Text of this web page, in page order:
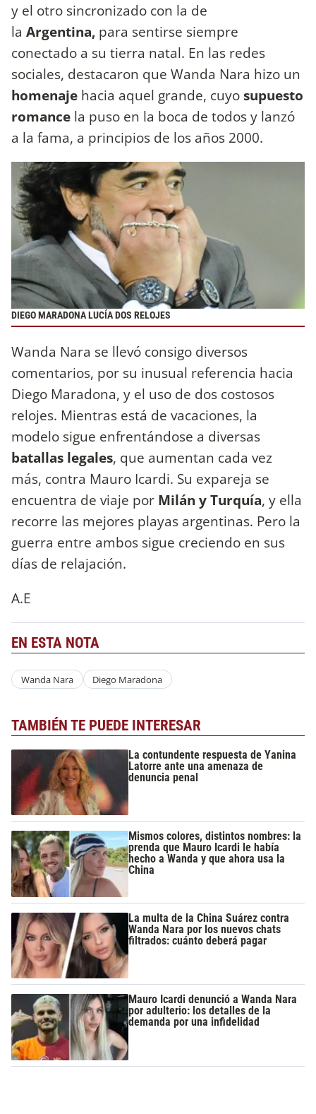
y el otro sincronizado con la de
la Argentina, para sentirse siempre
conectado a su tierra natal. En las redes
sociales, destacaron que Wanda Nara hizo un
homenaje hacia aquel grande, cuyosupuesto
romance la puso en la boca de todos y lanzó
a la fama, a principios de los años 2000.
DIEGO MARADONA LUCÍA DOS RELOJES
Wanda Nara se llevó consigo diversos
comentarios, por su inusual referencia hacia
Diego Maradona, y el uso de dos costosos
relojes. Mientras está de vacaciones, la
modelo sigue enfrentándose a diversas
batallas legales, que aumentan cada vez
más, contra Mauro Icardi. Su expareja se
encuentra de viaje por Milán y Turquía, y ella
recorre las mejores playas argentinas. Pero la
guerra entre ambos sigue creciendo en sus
días de relajación.
A.E
EN ESTA NOTA
Wanda Nara Diego Maradona
TAMBIÉN TE PUEDE INTERESAR
La contundente respuesta de Yanina
Latorre ante una amenaza de
denuncia penal
Mismos colores, distintos nombres: la
prenda que Mauro Icardi le había
hecho a Wanda y que ahora usa la
China
La multa de la China Suárez contra
Wanda Nara por los nuevos chats
filtrados: cuánto deberá pagar
Mauro Icardi denunció a Wanda Nara
por adulterio: los detalles de la
demanda por una infidelidad